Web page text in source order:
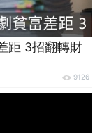
距 3招翻轉財
9126